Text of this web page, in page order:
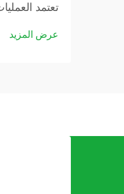
تعتمد
الدوائية
عرض المزيد